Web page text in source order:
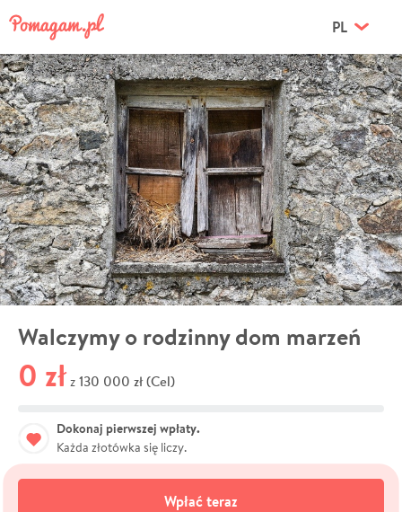
PL
Walczymy o rodzinny dom marzeń
0 zł z 130 000 zł (Cel)
Dokonaj pierwszej wpłaty.
Każda złotówka się liczy.
Wpłać teraz